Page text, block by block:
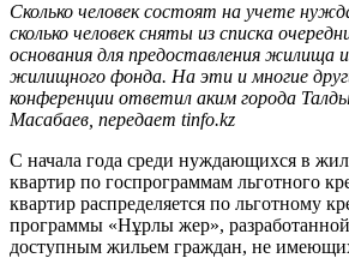
Сколько человек состоят на учете
сколько человек сняты из списка
основания для предоставления жилища
жилищного фонда. На эти и многие
конференции ответил аким города
Масабаев, передает tinfo.kz
С начала года среди нуждающихся в
квартир по госпрограммам льготного
квартир распределяется по льготному
программы «Нұрлы жер»,
доступным жильем граждан, не